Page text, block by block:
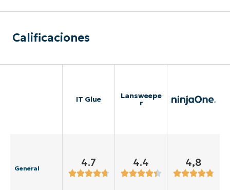
Calificaciones
IT Glue Lansweepe
r
General 4.7 4.4 4,8